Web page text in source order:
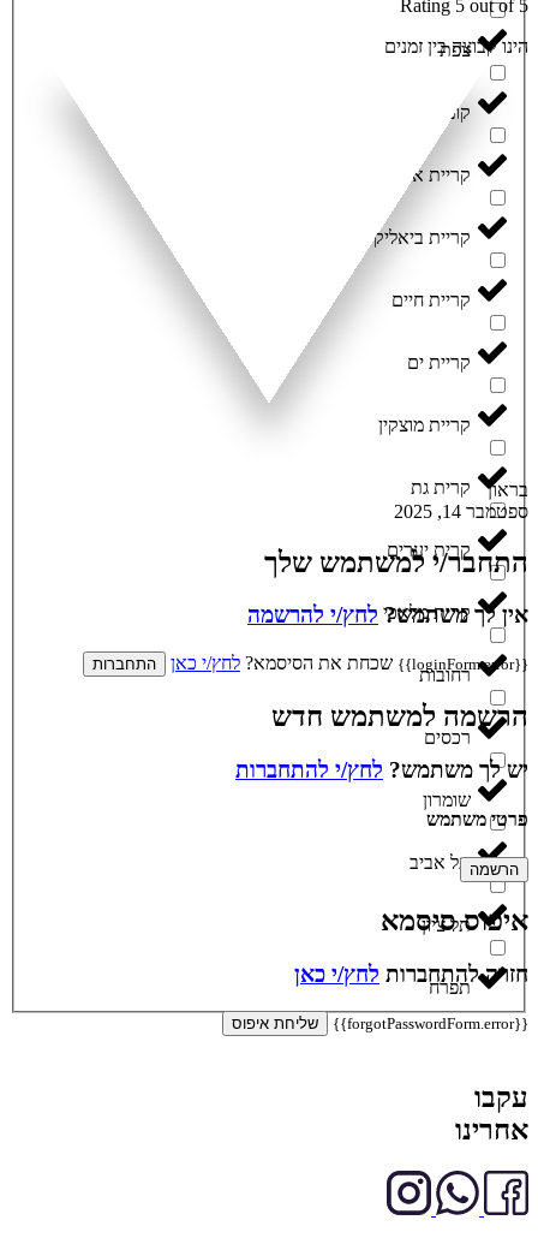
צפת
קוממיות
קריית אתא
קריית ביאליק
קריית חיים
קריית ים
קריית מוצקין
קרית גת
קרית יערים
קרית מלאכי
רחובות
רכסים
שומרון
תל אביב
תל ציון
תפרח
Rating 5 out of 5
הינו קבוצה בין זמנים
בראון
ספטמבר 14, 2025
התחבר/י למשתמש שלך
אין לך משתמש? לחץ/י להרשמה
{{loginForm.error}} שכחת את הסיסמא? לחץ/י כאן התחברות
הרשמה למשתמש חדש
יש לך משתמש? לחץ/י להתחברות
פרטי משתמש
הרשמה
איפוס סיסמא
חזרה להתחברות לחץ/י כאן
{{forgotPasswordForm.error}} שליחת איפוס
עקבו
אחרינו